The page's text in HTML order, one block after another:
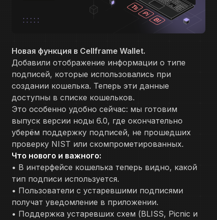
Новая функция в Cellframe Wallet.
Добавили отображение информации о типе
подписей, которые использовались при
создании кошелька. Теперь эти данные
доступны в списке кошельков.
Это особенно удобно сейчас: мы готовим
выпуск версии ноды 6.0, где окончательно
уберём поддержку подписей, не прошедших
проверку NIST или скомпрометированных.
Что нового и важного:
• В интерфейсе кошелька теперь видно, какой
тип подписи используется.
• Пользователи с устаревшими подписями
получат уведомление в приложении.
• Поддержка устаревших схем (BLISS, Picnic и